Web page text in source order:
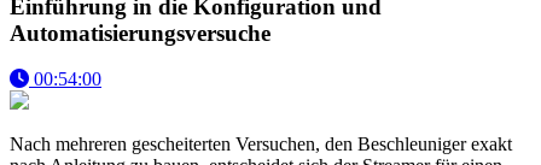
Einführung in die Konfiguration und
Automatisierungsversuche
00:54:00
Nach mehreren gescheiterten Versuchen, den Beschleuniger exakt